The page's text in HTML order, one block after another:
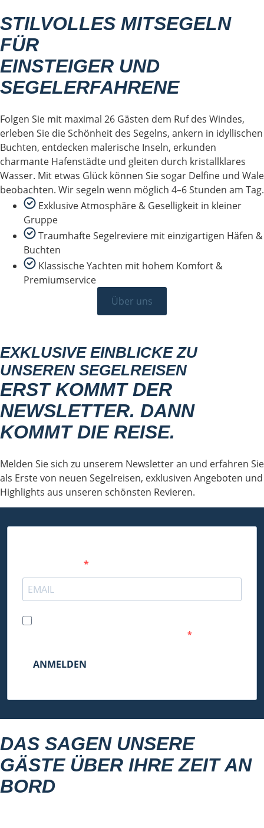
STILVOLLES MITSEGELN
FÜR
EINSTEIGER UND
SEGELERFAHRENE
Folgen Sie mit maximal 26 Gästen dem Ruf des Windes,
erleben Sie die Schönheit des Segelns, ankern in idyllischen
Buchten, entdecken malerische Inseln, erkunden
charmante Hafenstädte und gleiten durch kristallklares
Wasser. Mit etwas Glück können Sie sogar Delfine und Wale
beobachten. Wir segeln wenn möglich 4–6 Stunden am Tag.
Exklusive Atmosphäre & Geselligkeit in kleiner
Gruppe
Traumhafte Segelreviere mit einzigartigen Häfen &
Buchten
Klassische Yachten mit hohem Komfort &
Premiumservice
Über uns
EXKLUSIVE EINBLICKE ZU
UNSEREN SEGELREISEN
ERST KOMMT DER
NEWSLETTER. DANN
KOMMT DIE REISE.
Melden Sie sich zu unserem Newsletter an und erfahren Sie
als Erste von neuen Segelreisen, exklusiven Angeboten und
Highlights aus unseren schönsten Revieren.
ANMELDEN
DAS SAGEN UNSERE
GÄSTE ÜBER IHRE ZEIT AN
BORD